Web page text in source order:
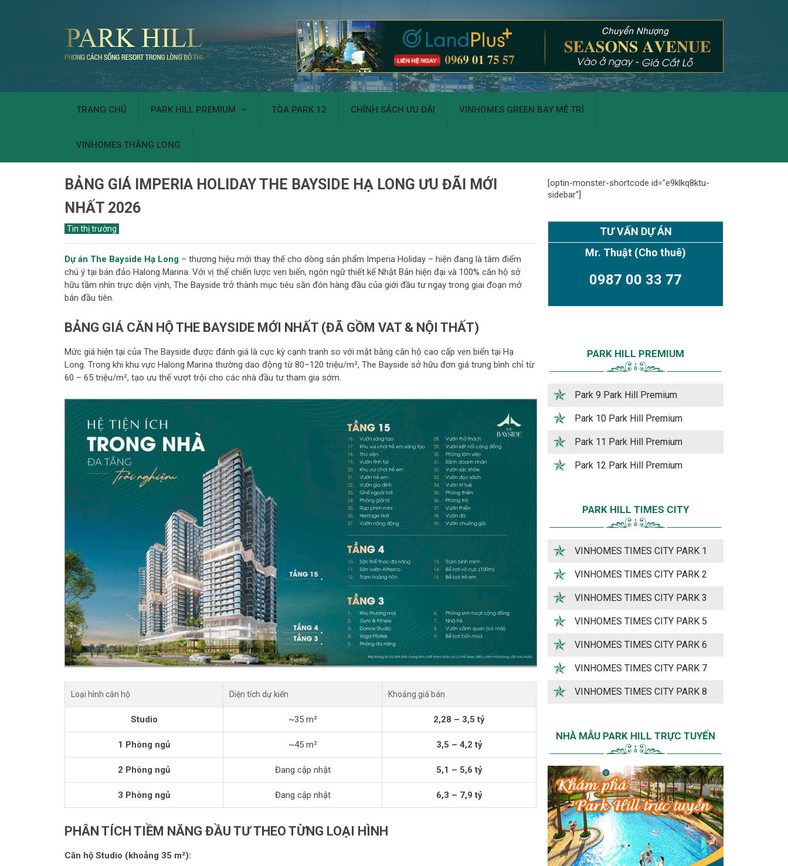
TRANG CHỦ PARK HILL PREMIUM TÒA PARK 12 CHÍNH SÁCH ƯU ĐÃI VINHOMES GREEN BAY MỄ TRÌ
VINHOMES THĂNG LONG
BẢNG GIÁ IMPERIA HOLIDAY THE BAYSIDE HẠ LONG ƯU ĐÃI MỚI
NHẤT 2026
Tin thị trường
Dự án The Bayside Hạ Long – thương hiệu mới thay thế cho dòng sản phẩm Imperia Holiday – hiện đang là tâm điểm
chú ý tại bán đảo Halong Marina. Với vị thế chiến lược ven biển, ngôn ngữ thiết kế Nhật Bản hiện đại và 100% căn hộ sở
hữu tầm nhìn trực diện vịnh, The Bayside trở thành mục tiêu săn đón hàng đầu của giới đầu tư ngay trong giai đoạn mở
bán đầu tiên.
BẢNG GIÁ CĂN HỘ THE BAYSIDE MỚI NHẤT (ĐÃ GỒM VAT & NỘI THẤT)
Mức giá hiện tại của The Bayside được đánh giá là cực kỳ cạnh tranh so với mặt bằng căn hộ cao cấp ven biển tại Hạ
Long. Trong khi khu vực Halong Marina thường dao động từ 80–120 triệu/m², The Bayside sở hữu đơn giá trung bình chỉ từ
60 – 65 triệu/m², tạo ưu thế vượt trội cho các nhà đầu tư tham gia sớm.
Loại hình căn hộ Diện tích dự kiến Khoảng giá bán
Studio ~35 m² 2,28 – 3,5 tỷ
1 Phòng ngủ ~45 m² 3,5 – 4,2 tỷ
2 Phòng ngủ Đang cập nhật 5,1 – 5,6 tỷ
3 Phòng ngủ Đang cập nhật 6,3 – 7,9 tỷ
PHÂN TÍCH TIỀM NĂNG ĐẦU TƯ THEO TỪNG LOẠI HÌNH
Căn hộ Studio (khoảng 35 m²):
[optin-monster-shortcode id="e9klkq8ktu-
sidebar"]
TƯ VẤN DỰ ÁN
Mr. Thuật (Cho thuê)
0987 00 33 77
PARK HILL PREMIUM
Park 9 Park Hill Premium
Park 10 Park Hill Premium
Park 11 Park Hill Premium
Park 12 Park Hill Premium
PARK HILL TIMES CITY
VINHOMES TIMES CITY PARK 1
VINHOMES TIMES CITY PARK 2
VINHOMES TIMES CITY PARK 3
VINHOMES TIMES CITY PARK 5
VINHOMES TIMES CITY PARK 6
VINHOMES TIMES CITY PARK 7
VINHOMES TIMES CITY PARK 8
NHÀ MẪU PARK HILL TRỰC TUYẾN